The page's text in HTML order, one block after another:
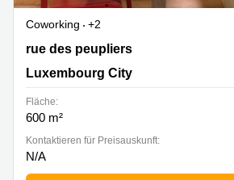
Coworking
+2
20 rue des peupliers, Luxembourg City
rue des peupliers
Luxembourg City
Fläche:
600 m²
Kontaktieren für Preisauskunft:
N/A